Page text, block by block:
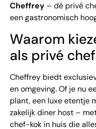
Cheffrey – dé privé
een gastronomisch
Waarom
als privé
Cheffrey biedt
en omgeving. Of je nu
plant, een luxe etentje
zakelijk diner host –
chef-kok in huis die